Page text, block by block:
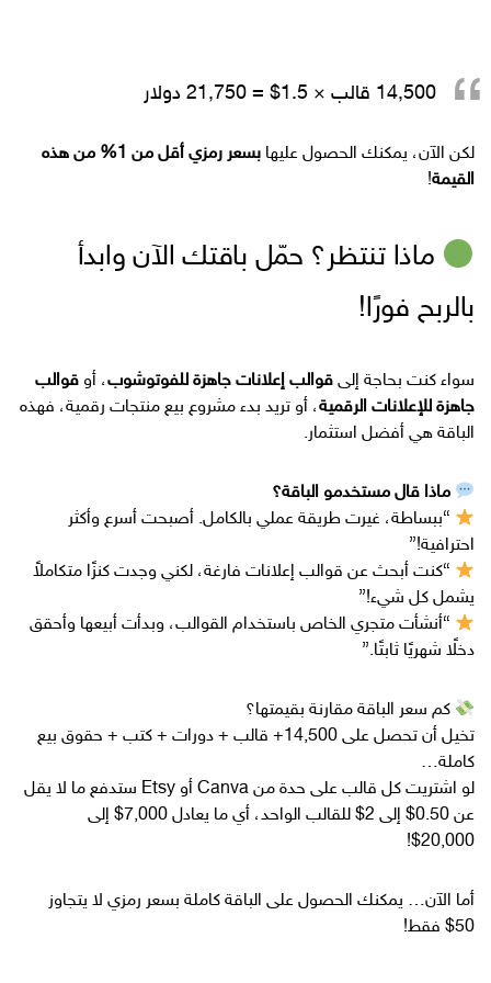
14,500 قالب × 1.5$ = 21,750 دولار
لكن الآن، يمكنك الحصول عليها
بسعر رمزي أقل من 1% من هذه
القيمة!
ماذا تنتظر؟ حمّل باقتك الآن وابدأ
بالربح فورًا!
سواء كنت بحاجة إلى قوالب إعلانات جاهزة للفوتوشوب، أو قوالب
جاهزة للإعلانات الرقمية، أو تريد بدء مشروع بيع منتجات رقمية، فهذه
الباقة هي أفضل استثمار.
ماذا قال مستخدمو الباقة؟
“ببساطة، غيرت طريقة عملي بالكامل. أصبحت أسرع وأكثر
احترافية!”
“كنت أبحث عن قوالب إعلانات فارغة، لكني وجدت كنزًا متكاملاً
يشمل كل شيء!”
“أنشأت متجري الخاص باستخدام القوالب، وبدأت أبيعها وأحقق
دخلًا شهريًا ثابتًا.”
كم سعر الباقة مقارنة بقيمتها؟
تخيل أن تحصل على 14,500+ قالب + دورات + كتب + حقوق بيع
كاملة…
لو اشتريت كل قالب على حدة من Canva أو Etsy ستدفع ما لا يقل
عن 0.50$ إلى 2$ للقالب الواحد، أي ما يعادل 7,000$ إلى
20,000$!
أما الآن… يمكنك الحصول على الباقة كاملة بسعر رمزي لا يتجاوز
50$ فقط!